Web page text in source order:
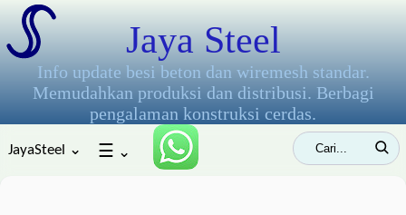
Jaya Steel
Info update besi beton dan wiremesh standar.
Memudahkan produksi dan distribusi. Berbagi
pengalaman konstruksi cerdas.
JayaSteel ⌄ ☰ ⌄